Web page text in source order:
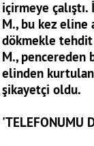
içirmeye
M., bu kez eline
dökmekle tehdit
M., pencereden
elinden
şikayetçi oldu.
'TELEFONUMU